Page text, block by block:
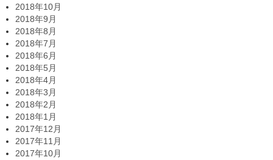
2018年10月
2018年9月
2018年8月
2018年7月
2018年6月
2018年5月
2018年4月
2018年3月
2018年2月
2018年1月
2017年12月
2017年11月
2017年10月